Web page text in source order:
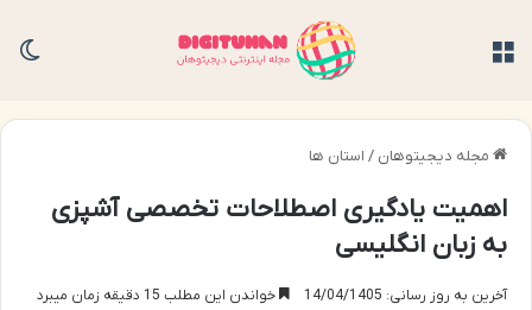
مجله دیجیتوهان / استان ها
اهمیت یادگیری اصطلاحات تخصصی آشپزی
به زبان انگلیسی
آخرین به روز رسانی: 14/04/1405 خواندن این مطلب 15 دقیقه زمان میبرد